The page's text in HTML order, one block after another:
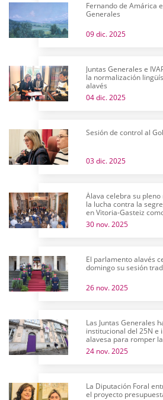
Fernando de Amárica
Generales
09 dic. 2025
Juntas Generales e
la normalización
alavés
04 dic. 2025
Sesión de control al
03 dic. 2025
Álava celebra su
la lucha contra la
en Vitoria-Gasteiz
30 nov. 2025
El parlamento alavés
domingo su sesión
26 nov. 2025
Las Juntas Generales
institucional del 25N e
alavesa para romper
violencia machista
24 nov. 2025
La Diputación Foral
el proyecto